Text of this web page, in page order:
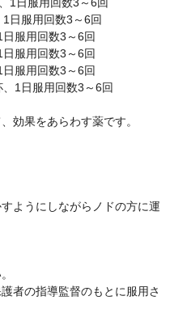
日服用回数3～6回
服用回数3～6回
服用回数3～6回
服用回数3～6回
1日服用回数3～6回
効果をあらわす薬です。
ようにしながらノドの方に運
者の指導監督のもとに服用さ